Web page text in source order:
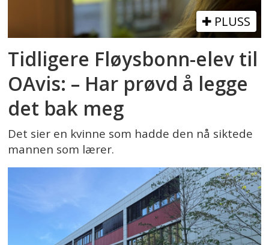
PLUSS
Tidligere Fløysbonn-elev til
OAvis: – Har prøvd å legge
det bak meg
Det sier en kvinne som hadde den nå siktede
mannen som lærer.